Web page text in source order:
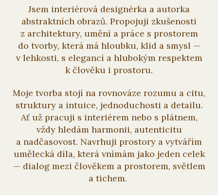
Jsem interiérová designérka a autorka
abstraktních obrazů. Propojuji zkušenosti
z architektury, umění a práce s prostorem
do tvorby, která má hloubku, klid a smysl —
v lehkosti, s elegancí a hlubokým respektem
k člověku i prostoru.
Moje tvorba stojí na rovnováze rozumu a citu,
struktury a intuice, jednoduchosti a detailu.
Ať už pracuji s interiérem nebo s plátnem,
vždy hledám harmonii, autenticitu
a nadčasovost. Navrhuji prostory a vytvářím
umělecká díla, která vnímám jako jeden celek
— dialog mezi člověkem a prostorem, světlem
a tichem.